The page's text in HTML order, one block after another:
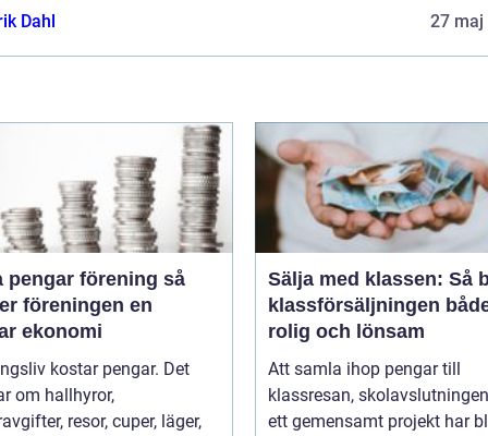
Dahl 27 maj
förening så
föreningen en
ekonomi
kostar pengar. Det
om hallhyror,
resor, cuper, läger,
Sälja med klassen: Så
klassförsäljningen
rolig och lönsam
Att samla ihop pengar till
klassresan,
ett gemensamt projekt har